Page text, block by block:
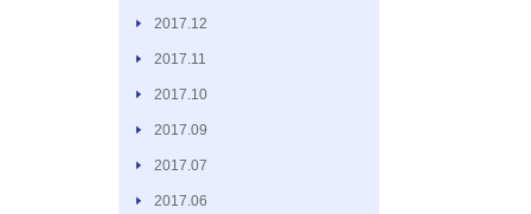
2017.12
2017.11
2017.10
2017.09
2017.07
2017.06